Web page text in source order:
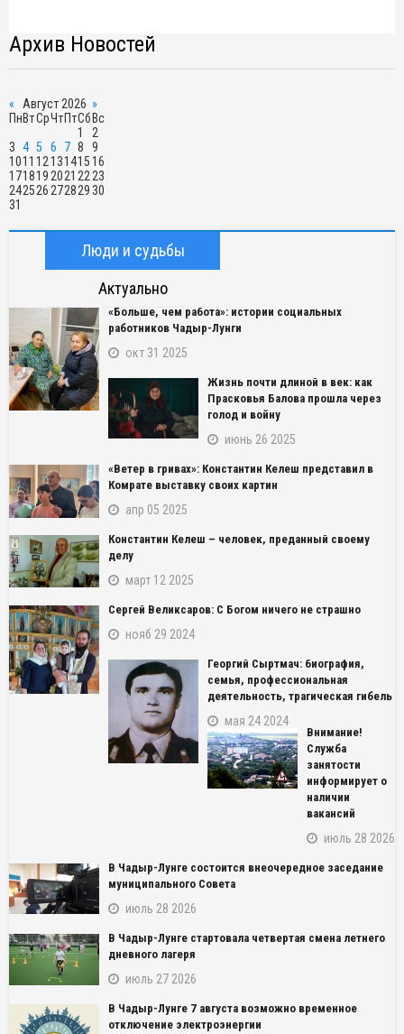
Архив Новостей
« Август 2026 »
ПнВтСрЧтПтСб Вс
1
2
3 4 5 6 7 8
9
1011 1213141516
171819 2021 22 23
242526 27282930
31
Люди и судьбы
Актуально
«Больше, чем работа»: истории социальных
работников Чадыр-Лунги
окт 31 2025
Жизнь почти длиной в век: как
Прасковья Балова прошла через
голод и войну
июнь 26 2025
«Ветер в гривах»: Константин Келеш представил в
Комрате выставку своих картин
апр 05 2025
Константин Келеш – человек, преданный своему
делу
март 12 2025
Сергей Великсаров: С Богом ничего не страшно
нояб 29 2024
Георгий Сыртмач: биография,
семья, профессиональная
деятельность, трагическая гибель
мая 24 2024
Внимание!
Служба
занятости
информирует о
наличии
вакансий
июль 28 2026
В Чадыр-Лунге состоится внеочередное заседание
муниципального Совета
июль 28 2026
В Чадыр-Лунге стартовала четвертая смена летнего
дневного лагеря
июль 27 2026
В Чадыр-Лунге 7 августа возможно временное
отключение электроэнергииNAME_SOCIAL_GOOGLE